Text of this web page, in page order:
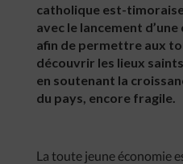
catholique est-
avec le lancement
afin de permettre aux
découvrir les lieux
en soutenant la
du pays, encore fragile.
La toute jeune économie